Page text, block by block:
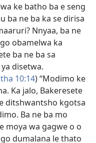
ke batho ba e seng
ba ne ba ka se dirisa
Nnyaa, ba ne
obamelwa ka
ba ne ba sa
disetwa.
10:14) “Modimo ke
Ka jalo, Bakeresete
ditshwantsho kgotsa
Ba ne ba mo
moya wa gagwe o o
dumalana le thato